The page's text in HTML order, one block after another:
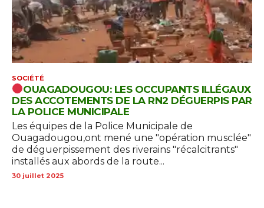
SOCIÉTÉ
OUAGADOUGOU: LES OCCUPANTS ILLÉGAUX
DES ACCOTEMENTS DE LA RN2 DÉGUERPIS PAR
LA POLICE MUNICIPALE
Les équipes de la Police Municipale de
Ouagadougou,ont mené une "opération musclée"
de déguerpissement des riverains "récalcitrants"
installés aux abords de la route...
30 juillet 2025